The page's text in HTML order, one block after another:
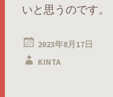
いと思うのです。
2023年8月17日
KINTA